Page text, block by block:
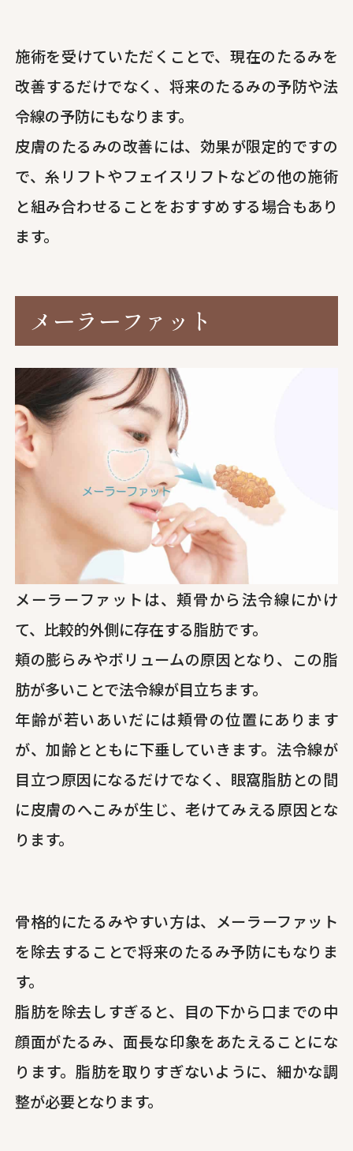
施術を受けていただくことで、現在のたるみを
改善するだけでなく、将来のたるみの予防や法
令線の予防にもなります。
皮膚のたるみの改善には、効果が限定的ですの
で、糸リフトやフェイスリフトなどの他の施術
と組み合わせることをおすすめする場合もあり
ます。
メーラーファット
メーラーファットは、頬骨から法令線にかけ
て、比較的外側に存在する脂肪です。
頬の膨らみやボリュームの原因となり、この脂
肪が多いことで法令線が目立ちます。
年齢が若いあいだには頬骨の位置にあります
が、加齢とともに下垂していきます。法令線が
目立つ原因になるだけでなく、眼窩脂肪との間
に皮膚のへこみが生じ、老けてみえる原因とな
ります。
骨格的にたるみやすい方は、メーラーファット
を除去することで将来のたるみ予防にもなりま
す。
脂肪を除去しすぎると、目の下から口までの中
顔面がたるみ、面長な印象をあたえることにな
ります。脂肪を取りすぎないように、細かな調
整が必要となります。